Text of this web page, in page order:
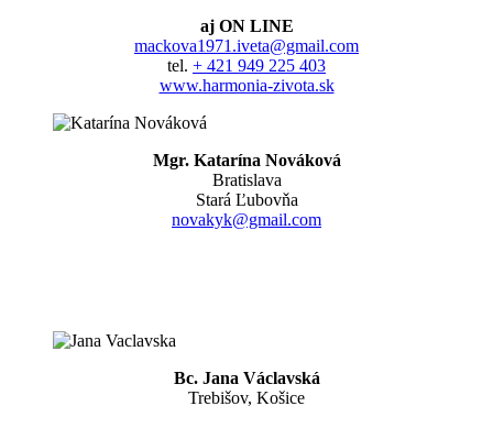
aj ON LINE
mackova1971.iveta@gmail.com
tel. + 421 949 225 403
www.harmonia-zivota.sk
Mgr. Katarína Nováková
Bratislava
Stará Ľubovňa
novakyk@gmail.com
Bc. Jana Václavská
Trebišov, Košice